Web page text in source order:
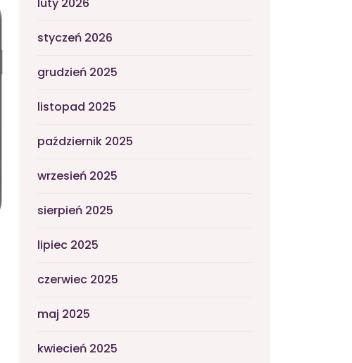
styczeń 2026
grudzień 2025
listopad 2025
październik 2025
wrzesień 2025
sierpień 2025
lipiec 2025
czerwiec 2025
maj 2025
kwiecień 2025